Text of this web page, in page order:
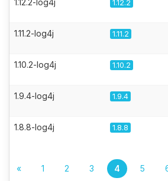
1.12.2-log4j 1.12.2
1.11.2-log4j 1.11.2
1.10.2-log4j 1.10.2
1.9.4-log4j 1.9.4
1.8.8-log4j 1.8.8
« 1 2 3 4 5